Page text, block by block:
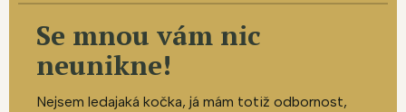
Se mnou vám nic
neunikne!
Nejsem ledajaká kočka, já mám totiž odbornost,